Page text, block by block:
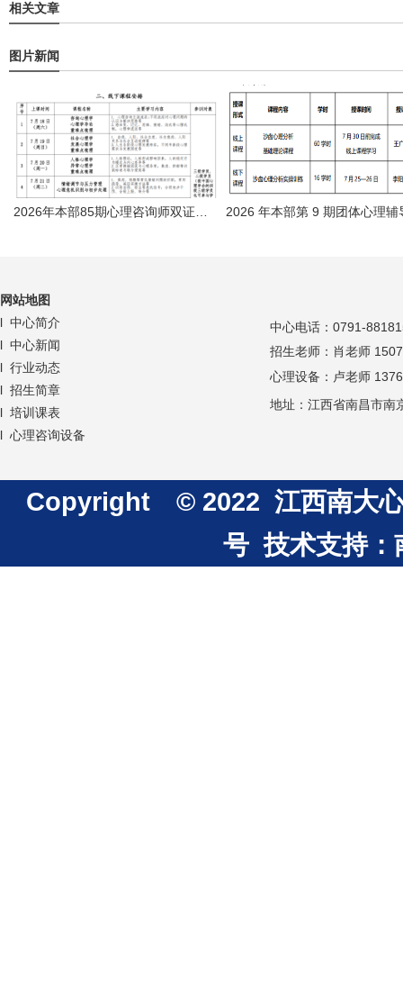
相关文章
图片新闻
2026年本部85期心理咨询师双证暑期培训班
网站地图
l 中心简介
l 中心新闻
l 行业动态
l 招生简章
l 培训课表
l 心理咨询设备
中心电话： 0791-
招生老师：肖老师
心理设备：卢老师
地址：江西省南昌市南
Copyright © 2022 江西南大心
号技术支持：